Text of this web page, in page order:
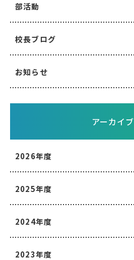
部活動
校長ブログ
お知らせ
アーカイブ
2026年度
2025年度
2024年度
2023年度